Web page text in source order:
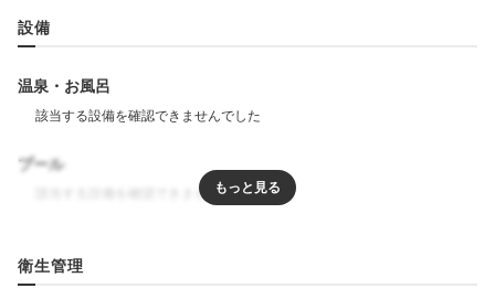
設備
温泉・お風呂
プール
衛生管理